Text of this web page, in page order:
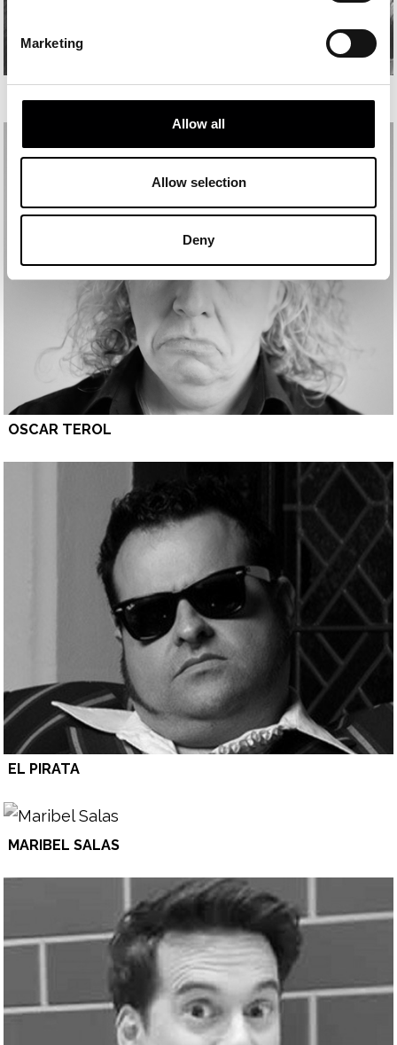
Marketing
Allow all
Allow selection
Deny
MIGUEL GUTIERREZ
OSCAR TEROL
EL PIRATA
MARIBEL SALAS